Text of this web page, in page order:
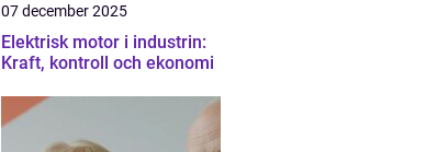
07 december 2025
Elektrisk motor i industrin:
Kraft, kontroll och ekonomi